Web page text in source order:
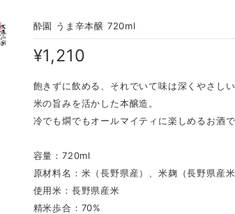
酔園 うま辛本醸 720ml
¥1,210
飽きずに飲める、それでいて味は深くやさしい
米の旨みを活かした本醸造。
冷でも燗でもオールマイティに楽しめるお酒で
容量：720ml
原材料名：米（長野県産）、米麹（長野県産米
使用米：長野県産米
精米歩合：70%